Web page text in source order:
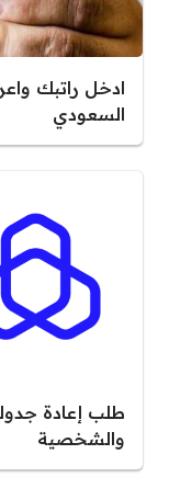
ادخل راتبك
السعودي
طلب إعادة
والشخصية